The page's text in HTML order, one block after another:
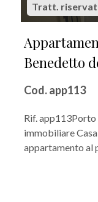
Tratt.
Benedetto
Cod. app113
Rif.
immobiliare
appartamento al